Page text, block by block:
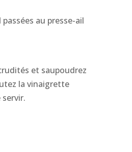
passées au presse-ail
et saupoudrez
la vinaigrette